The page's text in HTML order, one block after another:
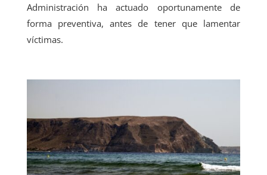
Administración ha actuado oportunamente de
forma preventiva, antes de tener que lamentar
víctimas.